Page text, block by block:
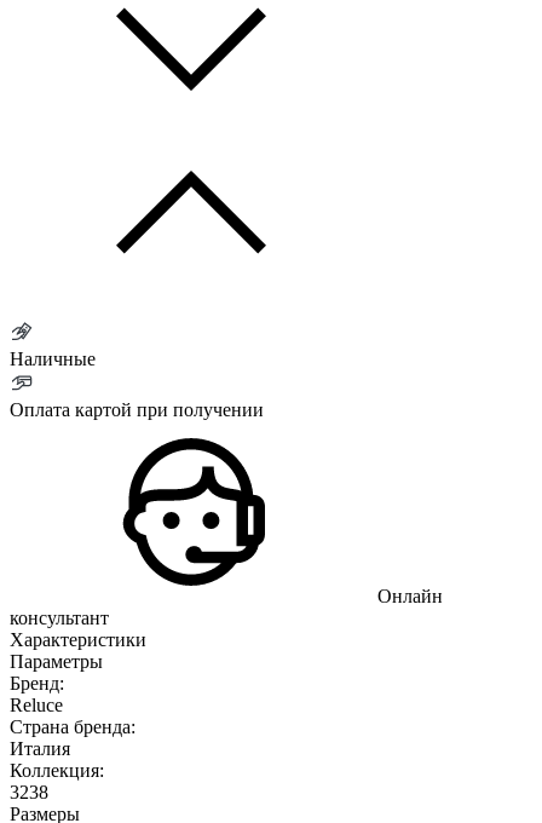
Наличные
Оплата картой при получении
Онлайн
консультант
Характеристики
Параметры
Бренд:
Reluce
Страна бренда:
Италия
Коллекция:
3238
Размеры